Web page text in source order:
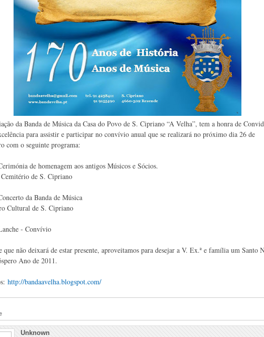
da Banda de Música da Casa do Povo de S. Cipriano “A Velha”, tem a honra de
para assistir e participar no convívio anual que se realizará no próximo dia 26 de
com o seguinte programa:
de homenagem aos antigos Músicos e Sócios.
de S. Cipriano
da Banda de Música
Cultural de S. Cipriano
- Convívio
que não deixará de estar presente, aproveitamos para desejar a V. Ex.ª e família um Santo
Ano de 2011.
http://bandaavelha.blogspot.com/
Unknown